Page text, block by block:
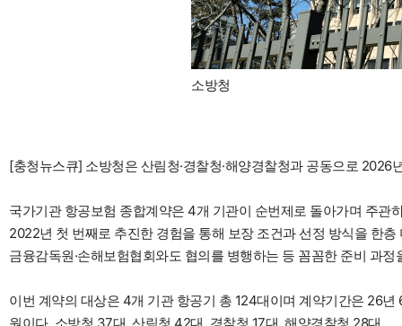
소방청
[충청뉴스큐] 소방청은 산림청·경찰청·해양경찰청과 공동으로
국가기관 항공보험 종합계약은 4개 기관이 순번제로 돌아가며 주
2022년 첫 번째로 추진한 경험을 통해 보장 조건과 선정 방식을 한
금융감독원·손해보험협회와도 협의를 병행하는 등 꼼꼼한 준비 과정
이번 계약의 대상은 4개 기관 항공기 총 124대이며 계약기간은 26